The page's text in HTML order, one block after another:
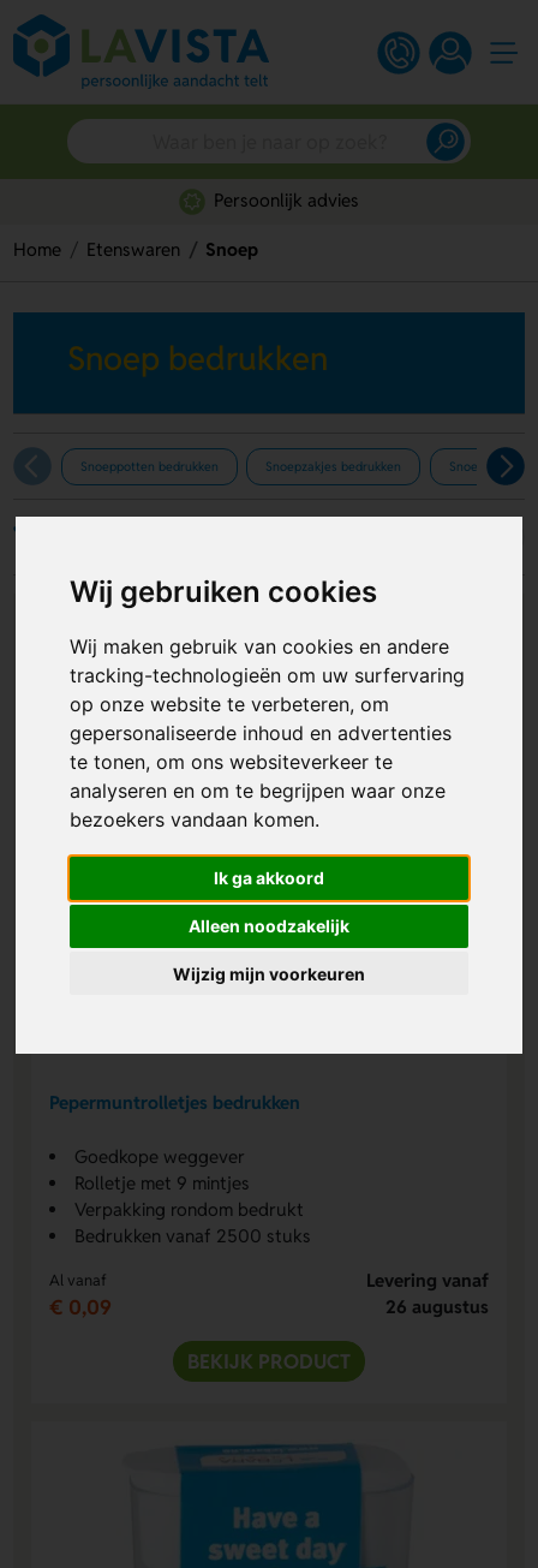
Wij gebruiken cookies
Wij maken gebruik van cookies en andere
tracking-technologieën om uw surfervaring
op onze website te verbeteren, om
gepersonaliseerde inhoud en advertenties
te tonen, om ons websiteverkeer te
analyseren en om te begrijpen waar onze
bezoekers vandaan komen.
Ik ga akkoord
Alleen noodzakelijk
Wijzig mijn voorkeuren
Persoonlijk advies
Home Etenswaren Snoep
Snoep bedrukken
Snoeppotten bedrukken Snoepzakjes bedrukken Snoepblik
Pepermuntrolletjes bedrukken
Goedkope weggever
Rolletje met 9 mintjes
Verpakking rondom bedrukt
Bedrukken vanaf 2500 stuks
Al vanaf
€ 0,09
Levering vanaf
26 augustus
BEKIJK PRODUCT